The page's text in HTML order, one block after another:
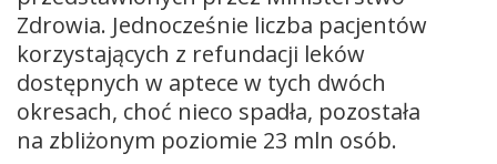
Zdrowia. Jednocześnie liczba pacjentów
korzystających z refundacji leków
dostępnych w aptece w tych dwóch
okresach, choć nieco spadła, pozostała
na zbliżonym poziomie 23 mln osób.